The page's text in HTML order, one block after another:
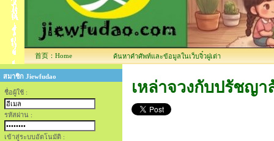
首页：Home ค้นหาคำศัพท์และข้อมูลในเว็บจิ๋วฝูเต่า
สมาชิก Jiewfudao
ชื่อผู้ใช้ :
รหัสผ่าน :
เข้าสู่ระบบอัตโนมัติ :
เหล่าจวงกับปรัชญา